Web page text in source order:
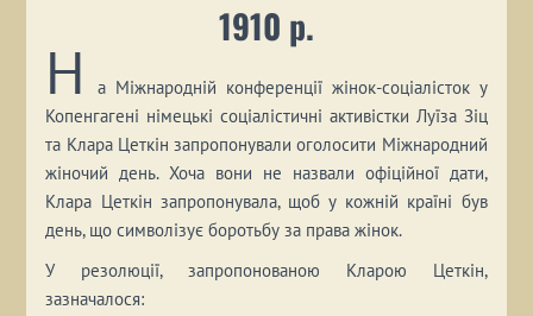
1910 р.
Н
а Міжнародній конференції жінок-соціалісток у
Копенгагені німецькі соціалістичні активістки Луїза Зіц
та Клара Цеткін запропонували оголосити Міжнародний
жіночий день. Хоча вони не назвали офіційної дати,
Клара Цеткін запропонувала, щоб у кожній країні був
день, що символізує боротьбу за права жінок.
У резолюції, запропонованою Кларою Цеткін,
зазначалося: